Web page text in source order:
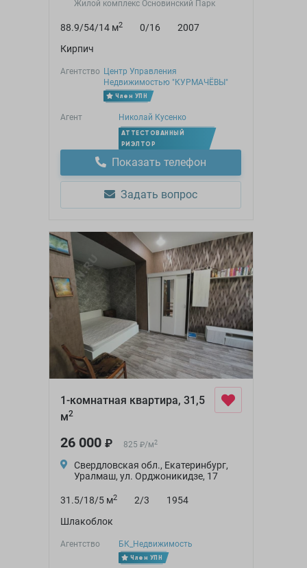
Жилой комплекс Основинский Парк
88.9/54/14 м2 0/16
2007
Кирпич
Агентство Центр Управления
Недвижимостью "КУРМАЧЁВЫ"
Член УПН
Агент Николай Кусенко
АТТЕСТОВАННЫЙ
РИЭЛТОР
Показать телефон
Задать вопрос
1-комнатная квартира, 31,5
м2
26 000 ₽ 825 ₽/м2
Свердловская обл., Екатеринбург,
Уралмаш, ул. Орджоникидзе, 17
31.5/18/5 м2 2/3
1954
Шлакоблок
Агентство БК_Недвижимость
Член УПН